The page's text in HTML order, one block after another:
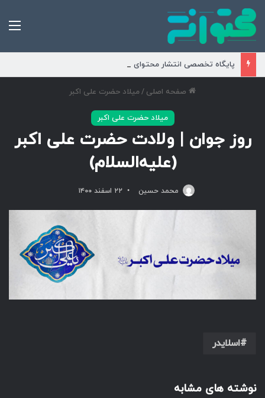
پایگاه تخصصی انتشار محتوای مناسبتی و موضوعی
صفحه اصلی /میلاد حضرت علی اکبر
میلاد حضرت علی اکبر
روز جوان | ولادت حضرت علی اکبر
(علیه‌السلام)
محمد حسین ۲۲ اسفند ۱۴۰۰
اسلایدر
نوشته های مشابه